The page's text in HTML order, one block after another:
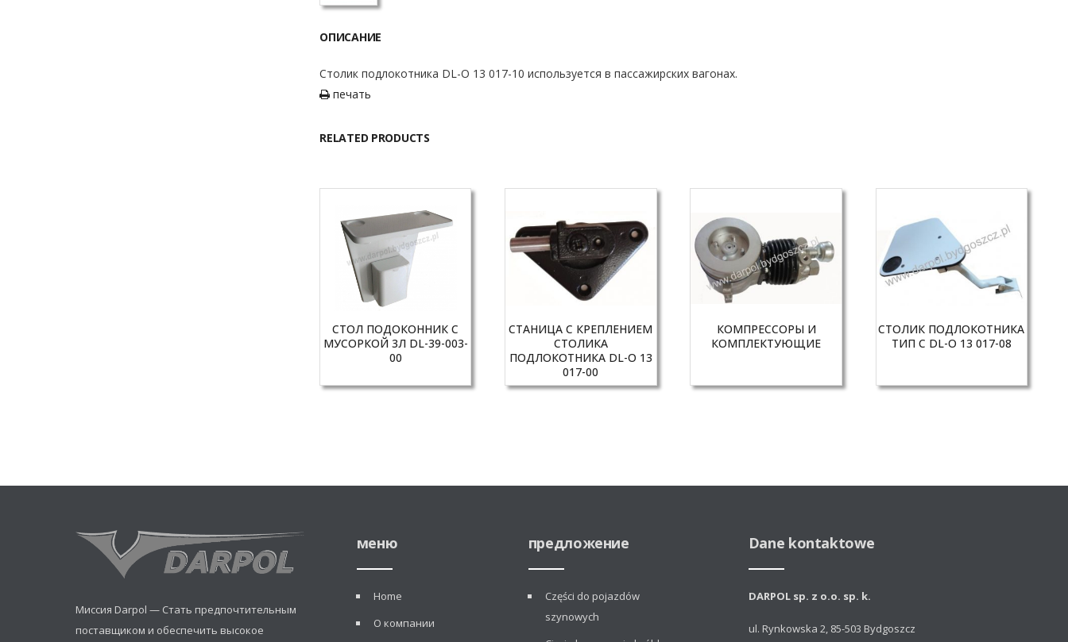
ОПИСАНИЕ
Столик подлокотника DL-O 13 017-10 используется в пассажирских вагонах.
печать
RELATED PRODUCTS
СТОЛ ПОДОКОННИК С
МУСОРКОЙ 3Л DL-39-003-
00
СТАНИЦА С КРЕПЛЕНИЕМ
СТОЛИКА
ПОДЛОКОТНИКА DL-O 13
017-00
КОМПРЕССОРЫ И
КОМПЛЕКТУЮЩИЕ
СТОЛИК ПОДЛОКОТНИКА
ТИП С DL-O 13 017-08
Миссия Darpol — Стать предпочтительным
поставщиком и обеспечить высокое
меню
Home
О компании
предложение
Części do pojazdów
szynowych
Dane kontaktowe
DARPOL sp. z o.o. sp. k.
ul. Rynkowska 2, 85-503 Bydgoszcz